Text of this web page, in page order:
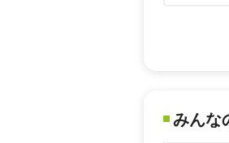
みんな